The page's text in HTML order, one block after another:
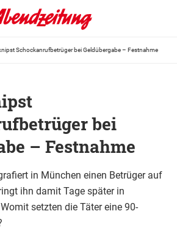
Schockanrufbetrüger bei Geldübergabe – Festnahme
bei
– Festnahme
in München einen Betrüger auf
ihn damit Tage später in
setzten die Täter eine 90-